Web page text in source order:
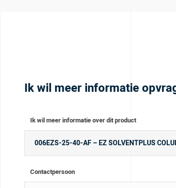
Ik wil meer informatie
Ik wil meer informatie over dit product
Contactpersoon